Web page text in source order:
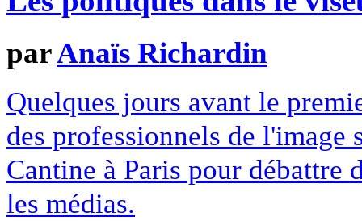
parAnaïs Richardin
Quelques jours avant le
des professionnels de
Cantine à Paris pour débattre
les médias.